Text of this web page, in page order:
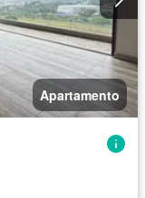
Apartamento